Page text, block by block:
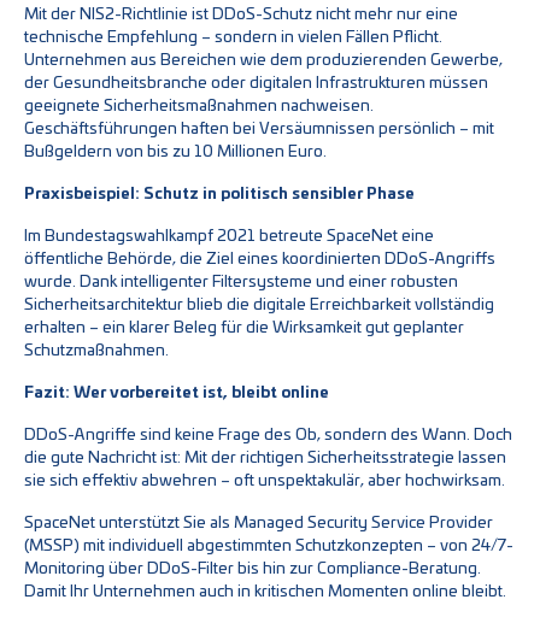
Mit der NIS2-Richtlinie ist DDoS-Schutz nicht mehr nur eine
technische Empfehlung – sondern in vielen Fällen Pflicht.
Unternehmen aus Bereichen wie dem produzierenden Gewerbe,
der Gesundheitsbranche oder digitalen Infrastrukturen müssen
geeignete Sicherheitsmaßnahmen nachweisen.
Geschäftsführungen haften bei Versäumnissen persönlich – mit
Bußgeldern von bis zu 10 Millionen Euro.
Praxisbeispiel: Schutz in politisch sensibler Phase
Im Bundestagswahlkampf 2021 betreute SpaceNet eine
öffentliche Behörde, die Ziel eines koordinierten DDoS-Angriffs
wurde. Dank intelligenter Filtersysteme und einer robusten
Sicherheitsarchitektur blieb die digitale Erreichbarkeit vollständig
erhalten – ein klarer Beleg für die Wirksamkeit gut geplanter
Schutzmaßnahmen.
Fazit: Wer vorbereitet ist, bleibt online
DDoS-Angriffe sind keine Frage des Ob, sondern des Wann. Doch
die gute Nachricht ist: Mit der richtigen Sicherheitsstrategie lassen
sie sich effektiv abwehren – oft unspektakulär, aber hochwirksam.
SpaceNet unterstützt Sie als Managed Security Service Provider
(MSSP) mit individuell abgestimmten Schutzkonzepten – von 24/7-
Monitoring über DDoS-Filter bis hin zur Compliance-Beratung.
Damit Ihr Unternehmen auch in kritischen Momenten online bleibt.